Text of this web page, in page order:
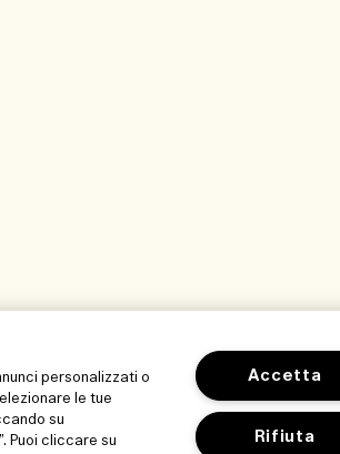
personalizzati o
le tue
su
Puoi cliccare su
Accetta
Rifiuta